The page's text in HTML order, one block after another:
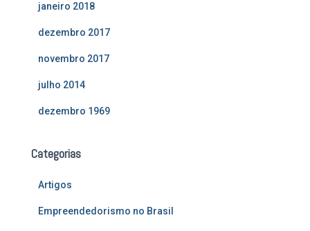
janeiro 2018
dezembro 2017
novembro 2017
julho 2014
dezembro 1969
Categorias
Artigos
Empreendedorismo no Brasil